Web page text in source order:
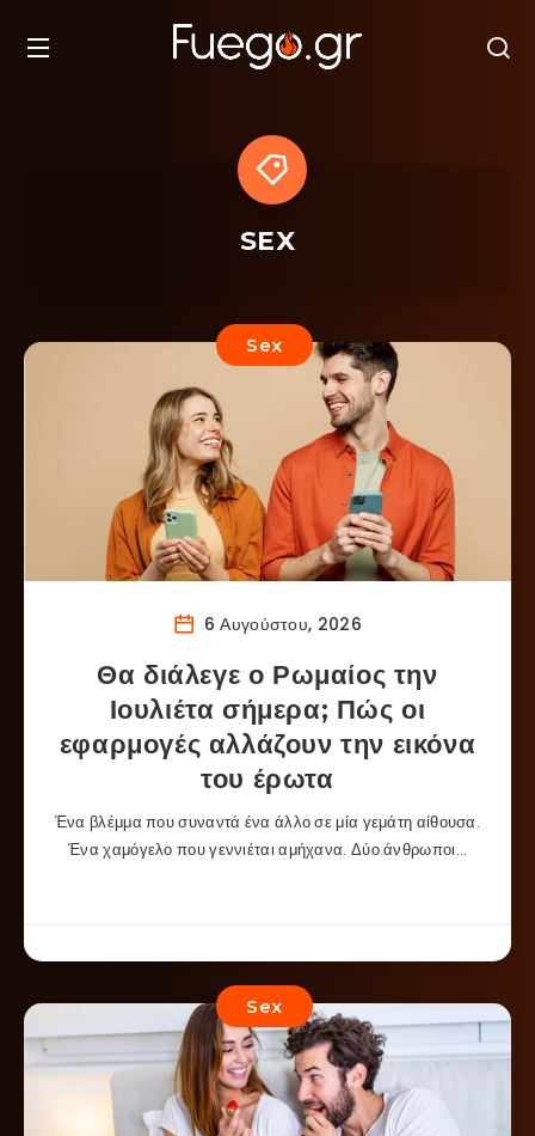
SEX
Sex
6 Αυγούστου, 2026
Θα διάλεγε ο Ρωμαίος την
Ιουλιέτα σήμερα; Πώς οι
εφαρμογές αλλάζουν την εικόνα
του έρωτα
Ένα βλέμμα που συναντά ένα άλλο σε μία γεμάτη αίθουσα.
Ένα χαμόγελο που γεννιέται αμήχανα. Δύο άνθρωποι…
Sex